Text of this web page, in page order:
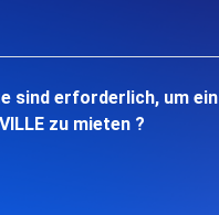
sind erforderlich, um ein
zu mieten ?